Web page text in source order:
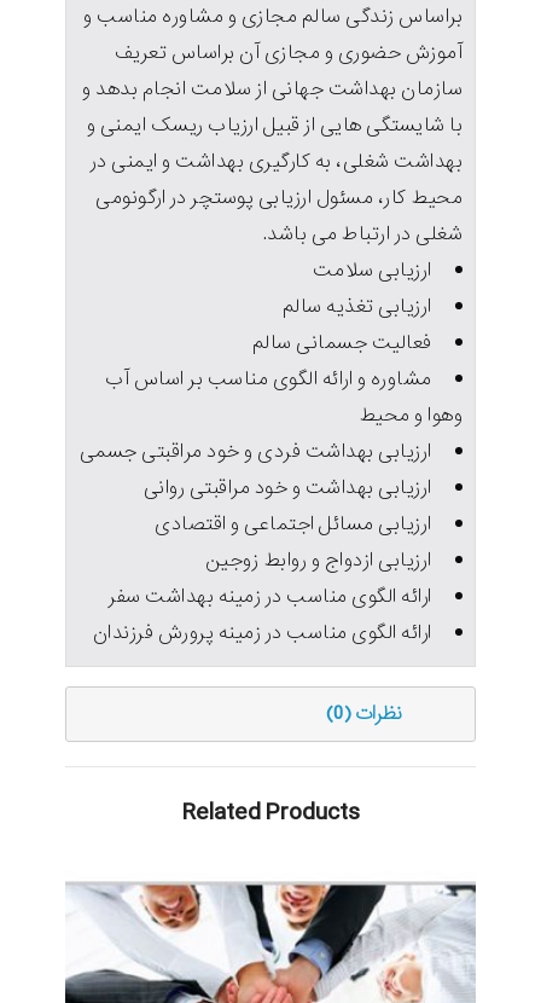
براساس زندگی سالم مجازی و مشاوره مناسب و
آموزش حضوری و مجازی آن براساس تعریف
سازمان بهداشت جهانی از سلامت انجام بدهد و
با شایستگی هایی از قبیل ارزیاب ریسک ایمنی و
بهداشت شغلی، به کارگیری بهداشت و ایمنی در
محیط کار، مسئول ارزیابی پوستچر در ارگونومی
شغلی در ارتباط می باشد.
ارزیابی سلامت
ارزیابی تغذیه سالم
فعالیت جسمانی سالم
مشاوره و ارائه الگوی مناسب بر اساس آب
وهوا و محیط
ارزیابی بهداشت فردی و خود مراقبتی جسمی
ارزیابی بهداشت و خود مراقبتی روانی
ارزیابی مسائل اجتماعی و اقتصادی
ارزیابی ازدواج و روابط زوجین
ارائه الگوی مناسب در زمینه بهداشت سفر
ارائه الگوی مناسب در زمینه پرورش فرزندان
نظرات (0)
Related Products